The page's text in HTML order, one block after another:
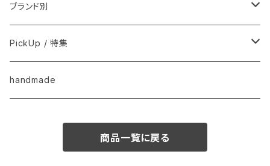
用品
フードおやつ
用品
ブランド別
Anima Strath
Animal Essentials
PickUp / 特集
換毛期におすすめ
handmade
商品一覧に戻る